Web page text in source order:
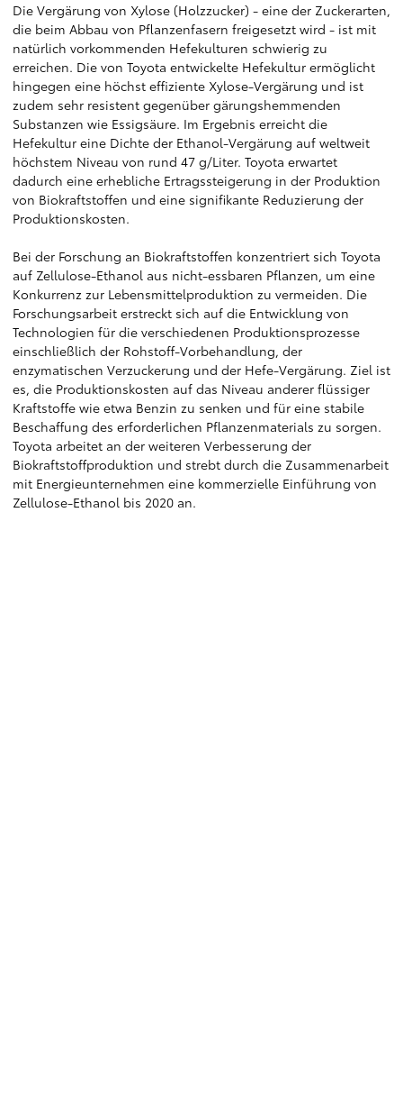
Die Vergärung von Xylose (Holzzucker) - eine der Zuckerarten,
die beim Abbau von Pflanzenfasern freigesetzt wird - ist mit
natürlich vorkommenden Hefekulturen schwierig zu
erreichen. Die von Toyota entwickelte Hefekultur ermöglicht
hingegen eine höchst effiziente Xylose-Vergärung und ist
zudem sehr resistent gegenüber gärungshemmenden
Substanzen wie Essigsäure. Im Ergebnis erreicht die
Hefekultur eine Dichte der Ethanol-Vergärung auf weltweit
höchstem Niveau von rund 47 g/Liter. Toyota erwartet
dadurch eine erhebliche Ertragssteigerung in der Produktion
von Biokraftstoffen und eine signifikante Reduzierung der
Produktionskosten.
Bei der Forschung an Biokraftstoffen konzentriert sich Toyota
auf Zellulose-Ethanol aus nicht-essbaren Pflanzen, um eine
Konkurrenz zur Lebensmittelproduktion zu vermeiden. Die
Forschungsarbeit erstreckt sich auf die Entwicklung von
Technologien für die verschiedenen Produktionsprozesse
einschließlich der Rohstoff-Vorbehandlung, der
enzymatischen Verzuckerung und der Hefe-Vergärung. Ziel ist
es, die Produktionskosten auf das Niveau anderer flüssiger
Kraftstoffe wie etwa Benzin zu senken und für eine stabile
Beschaffung des erforderlichen Pflanzenmaterials zu sorgen.
Toyota arbeitet an der weiteren Verbesserung der
Biokraftstoffproduktion und strebt durch die Zusammenarbeit
mit Energieunternehmen eine kommerzielle Einführung von
Zellulose-Ethanol bis 2020 an.